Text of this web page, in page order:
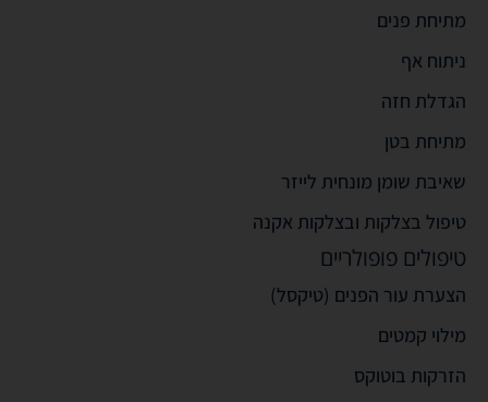
מתיחת פנים
ניתוח אף
הגדלת חזה
מתיחת בטן
שאיבת שומן מונחית לייזר
טיפול בצלקות ובצלקות אקנה
טיפולים פופולריים
הצערת עור הפנים (טיקסל)
מילוי קמטים
הזרקות בוטוקס